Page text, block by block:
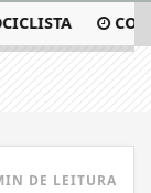
COM
DE LEITURA